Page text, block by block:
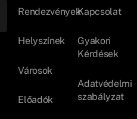
Rendezvények
Helyszínek
Városok
Előadók
Kapcsolat
Gyakori
Kérdések
Adatvédelmi
szabályzat